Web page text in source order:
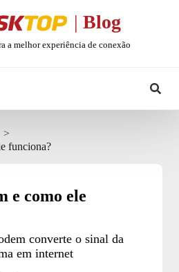
Desktop
| Blog
a melhor experiência de conexão
funciona?
e como ele
converte o sinal da
em internet